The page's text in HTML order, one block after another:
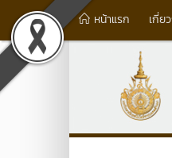
หน้าแรก เกี่ย